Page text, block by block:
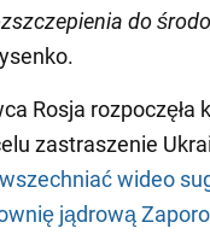
do
Rosja rozpoczęła
zastraszenie
wideo
jądrową